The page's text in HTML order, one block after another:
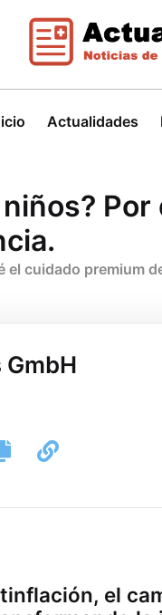
Actualidades
el cuidado premium
el